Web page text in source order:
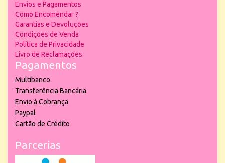
Envios e Pagamentos
Como Encomendar ?
Garantias e Devoluções
Condições de Venda
Política de Privacidade
Livro de Reclamações
Pagamentos
Multibanco
Transferência Bancária
Envio à Cobrança
Paypal
Cartão de Crédito
Parcerias